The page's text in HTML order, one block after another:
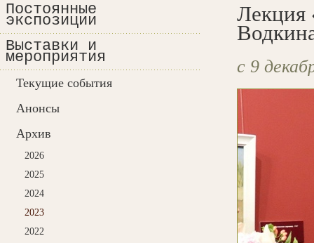
Постоянные
экспозиции
Выставки и
мероприятия
Текущие события
Анонсы
Архив
2026
2025
2024
2023
2022
Лекция
с 9